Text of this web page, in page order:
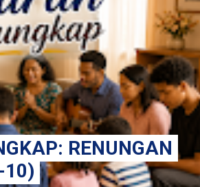
RENUNGAN
10)